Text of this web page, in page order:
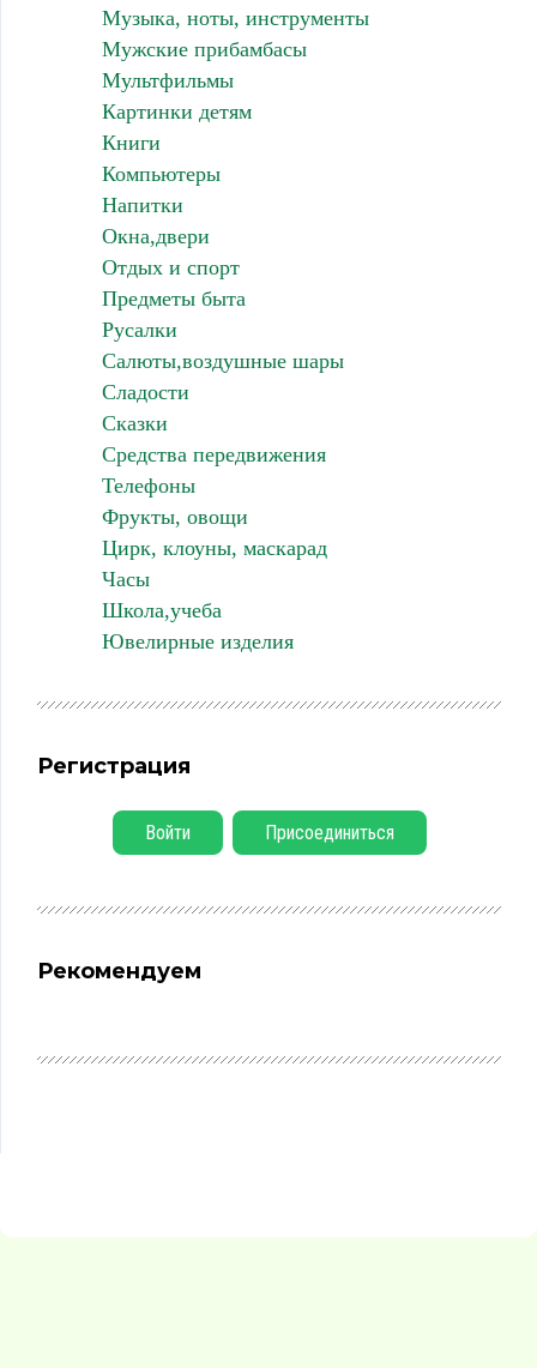
Музыка, ноты, инструменты
Мужские прибамбасы
Мультфильмы
Картинки детям
Книги
Компьютеры
Напитки
Окна,двери
Отдых и спорт
Предметы быта
Русалки
Салюты,воздушные шары
Сладости
Сказки
Средства передвижения
Телефоны
Фрукты, овощи
Цирк, клоуны, маскарад
Часы
Школа,учеба
Ювелирные изделия
Регистрация
Войти Присоединиться
Рекомендуем